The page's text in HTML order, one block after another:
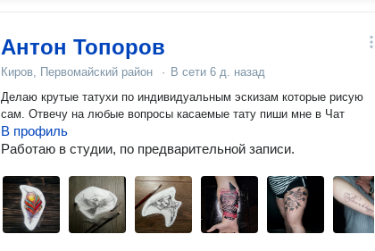
Антон Топоров
Киров, Первомайский район · В сети 6 д. назад
Делаю крутые татухи по индивидуальным эскизам которые рисую
сам. Отвечу на любые вопросы касаемые тату пиши мне в Чат
В профиль
Работаю в студии, по предварительной записи.